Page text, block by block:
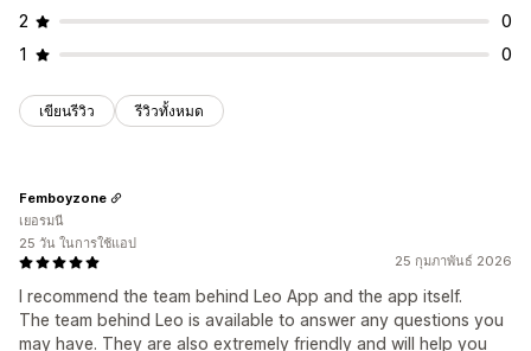
2
0
1
0
เขียนรีวิว รีวิวทั้งหมด
25 กุมภาพันธ์ 2026
I recommend the team behind Leo App and the app itself.
The team behind Leo is available to answer any questions you
may have. They are also extremely friendly and will help you
Femboyzone
เยอรมนี
25 วัน ในการใช้แอป